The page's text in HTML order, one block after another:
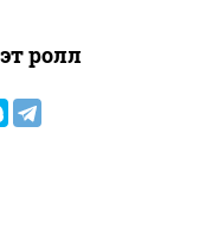
ролл